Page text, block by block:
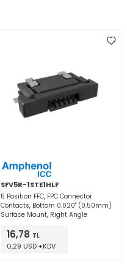
SFV5R-1STE1HLF
5 Position FFC, FPC Connector
Contacts, Bottom 0.020" (0.50mm)
Surface Mount, Right Angle
16,78 TL
0,29 USD +KDV